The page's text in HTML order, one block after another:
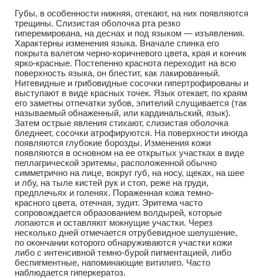
Губы, в особенности нижняя, отекают, на них появляются
трещины. Слизистая оболочка рта резко
гиперемирована, на деснах и под языком — изъявления.
Характерны изменения языка. Вначале спинка его
покрыта валетом черно-коричневого цвета, края и кончик
ярко-красные. Постепенно краснота переходит на всю
поверхность языка, он блестит, как лакированный.
Нитевидные и грибовидные сосочки гипертрофированы и
выступают в виде красных точек. Язык отекает, по краям
его заметны отпечатки зубов, эпителий слущивается (так
называемый обнаженный, или кардинальский, язык).
Затем острые явления стихают, слизистая оболочка
бледнеет, сосочки атрофируются. На поверхности иногда
появляются глубокие борозды. Изменения кожи
появляются в основном на ее открытых участках в виде
пеллагрической эритемы, расположенной обычно
симметрично на лице, вокруг губ, на носу, щеках, на шее
и лбу, на тыле кистей рук и стоп, реже на груди,
предплечьях и голенях. Пораженная кожа темно-
красного цвета, отечная, зудит. Эритема часто
сопровождается образованием волдырей, которые
лопаются и оставляют мокнущие участки. Через
несколько дней отмечается отрубевидное шелушение,
по окончании которого обнаруживаются участки кожи
либо с интенсивной темно-бурой пигментацией, либо
беспигментные, напоминающие витилиго. Часто
наблюдается гиперкератоз.